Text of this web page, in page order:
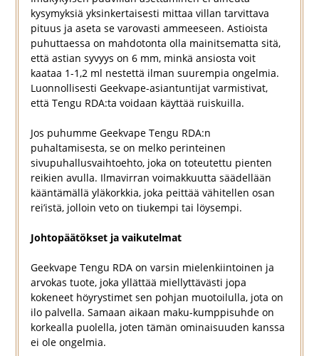
kysymyksiä yksinkertaisesti mittaa villan tarvittava
pituus ja aseta se varovasti ammeeseen. Astioista
puhuttaessa on mahdotonta olla mainitsematta sitä,
että astian syvyys on 6 mm, minkä ansiosta voit
kaataa 1-1,2 ml nestettä ilman suurempia ongelmia.
Luonnollisesti Geekvape-asiantuntijat varmistivat,
että Tengu RDA:ta voidaan käyttää ruiskuilla.
Jos puhumme Geekvape Tengu RDA:n
puhaltamisesta, se on melko perinteinen
sivupuhallusvaihtoehto, joka on toteutettu pienten
reikien avulla. Ilmavirran voimakkuutta säädellään
kääntämällä yläkorkkia, joka peittää vähitellen osan
rei’istä, jolloin veto on tiukempi tai löysempi.
Johtopäätökset ja vaikutelmat
Geekvape Tengu RDA on varsin mielenkiintoinen ja
arvokas tuote, joka yllättää miellyttävästi jopa
kokeneet höyrystimet sen pohjan muotoilulla, jota on
ilo palvella. Samaan aikaan maku-kumppisuhde on
korkealla puolella, joten tämän ominaisuuden kanssa
ei ole ongelmia.